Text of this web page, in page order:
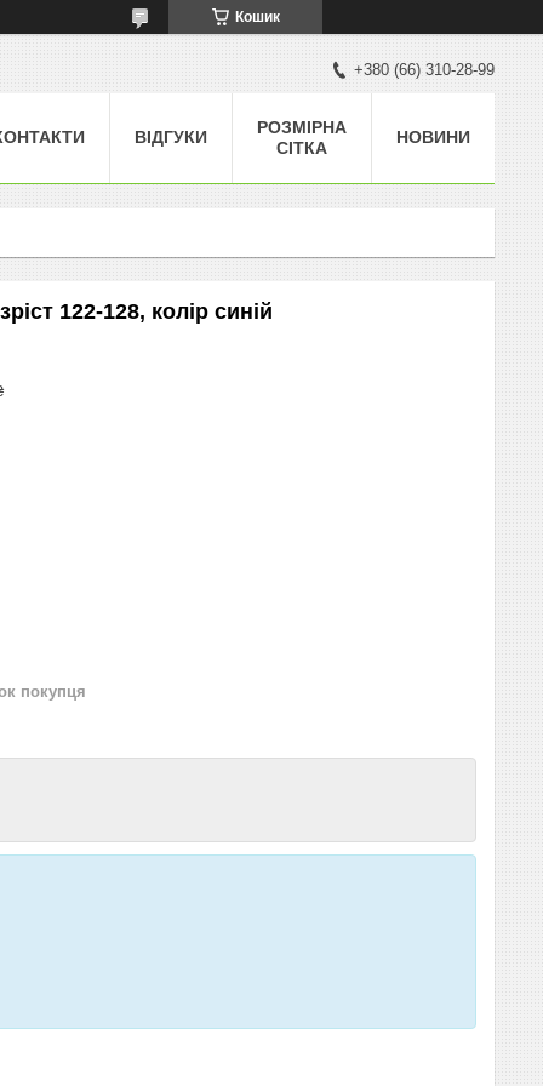
Кошик
+380 (66) 310-28-99
ВІДГУКИ
РОЗМІРНА
СІТКА
НОВИНИ
122-128, колір синій
покупця